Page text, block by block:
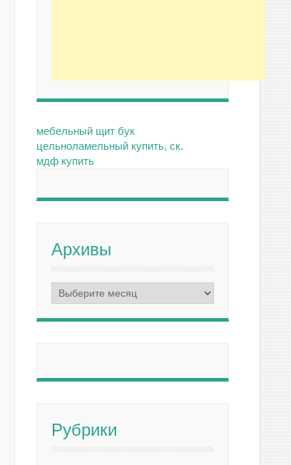
мебельный щит бук
цельноламельный купить, ск.
мдф купить
Архивы
Архивы
Рубрики